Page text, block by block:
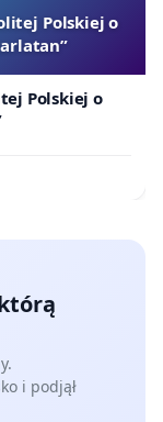
Polskiej o
Polskiej o
i podjął